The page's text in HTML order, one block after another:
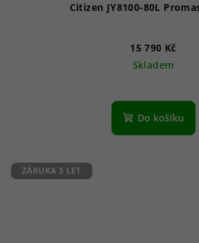
Citizen JY8100-80L
15 790 Kč
Skladem
hodnocení
produktu
Do košíku
ZÁRUKA 5 LET